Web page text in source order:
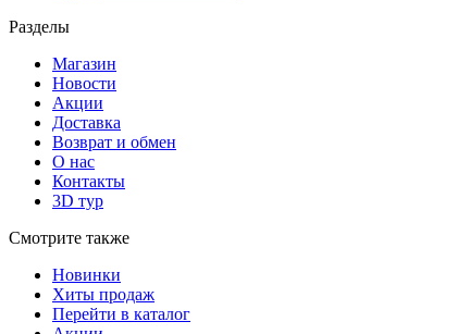
Разделы
Магазин
Новости
Акции
Доставка
Возврат и обмен
О нас
Контакты
3D тур
Смотрите также
Новинки
Хиты продаж
Перейти в каталог